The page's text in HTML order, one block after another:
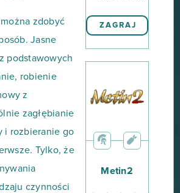
zdobyć
Jasne
podstawowych
robienie
z
zagłębianie
i rozbieranie go
Tylko, że
czynności
ZAGRAJ
Metin2